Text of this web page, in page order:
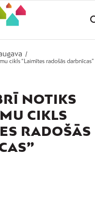
/
cikls “Laimītes radošās darbnīcas”
NOTIKS
CIKLS
RADOŠĀS